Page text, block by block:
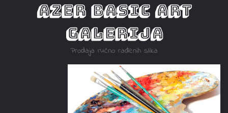
AZER BASIC ART
GALERIJA
Prodaja ručno rađenih slika